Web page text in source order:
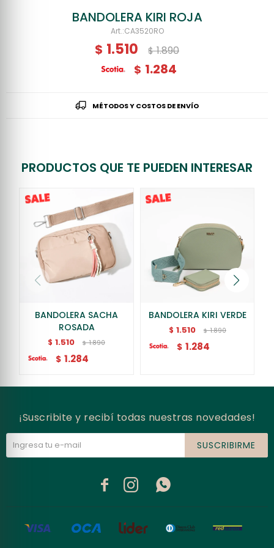
BANDOLERA KIRI ROJA
CA3520RO
$ 1.510 $ 1.890
$ 1.284
MÉTODOS Y COSTOS DE ENVÍO
PRODUCTOS QUE TE PUEDEN INTERESAR
BANDOLERA SACHA
ROSADA
$ 1.510 $ 1.890
$ 1.284
BANDOLERA KIRI VERDE
$ 1.510 $ 1.890
$ 1.284
¡Suscribite y recibí todas nuestras novedades!
SUSCRIBIRME
  